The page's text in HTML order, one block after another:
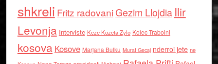
shkreli Fritz radovaniGezim Llojdia Ilir
Levonja Interviste Keze Kozeta Zylo Kolec Traboini
kosova Kosove Marjana Bulku Murat Gecaj nderroi jete ne